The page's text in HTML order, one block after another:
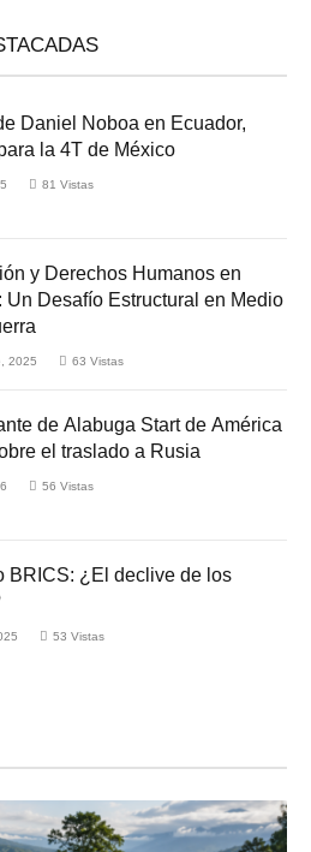
Daniel Noboa en Ecuador,
la 4T de México
81 Vistas
y Derechos Humanos en
Un Desafío Estructural en Medio
2025 63 Vistas
de Alabuga Start de América
el traslado a Rusia
56 Vistas
BRICS: ¿El declive de los
53 Vistas